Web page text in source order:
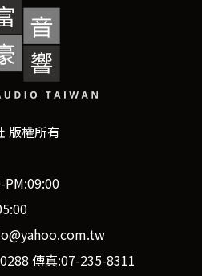
版權所有
PM:09:00
傳真:07-235-8311